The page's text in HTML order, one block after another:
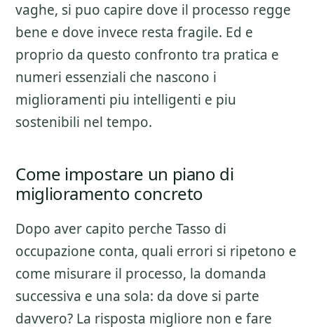
vaghe, si puo capire dove il processo regge
bene e dove invece resta fragile. Ed e
proprio da questo confronto tra pratica e
numeri essenziali che nascono i
miglioramenti piu intelligenti e piu
sostenibili nel tempo.
Come impostare un piano di
miglioramento concreto
Dopo aver capito perche Tasso di
occupazione conta, quali errori si ripetono e
come misurare il processo, la domanda
successiva e una sola: da dove si parte
davvero? La risposta migliore non e fare